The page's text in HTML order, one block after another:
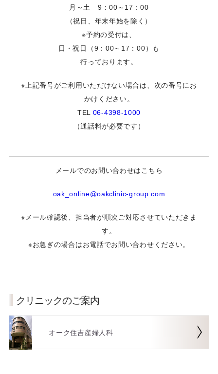
月～土 9：00～17：00
（祝日、年末年始を除く）
※予約の受付は、
日・祝日（9：00～17：00）も
行っております。
※上記番号がご利用いただけない場合は、次の番号にお
かけください。
TEL 06-4398-1000
（通話料が必要です）
メールでのお問い合わせはこちら
oak_online@oakclinic-group.com
※メール確認後、担当者が順次ご対応させていただきま
す。
※お急ぎの場合はお電話でお問い合わせください。
クリニックのご案内
オーク住吉産婦人科